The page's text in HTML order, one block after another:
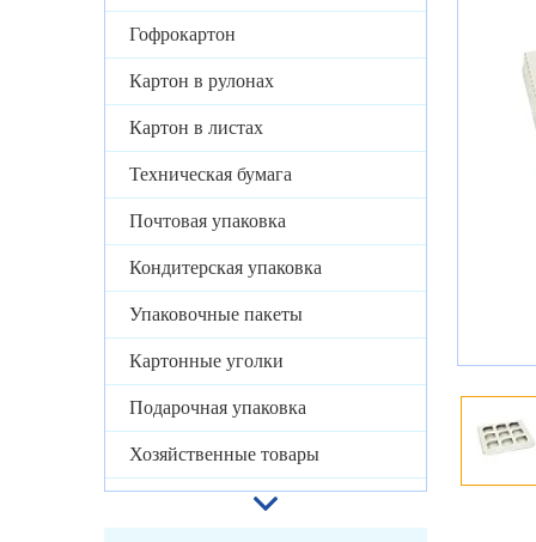
Гофрокартон
Картон в рулонах
Картон в листах
Техническая бумага
Почтовая упаковка
Кондитерская упаковка
Упаковочные пакеты
Картонные уголки
Подарочная упаковка
Хозяйственные товары